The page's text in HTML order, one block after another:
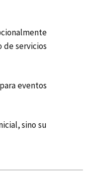
servicios
eventos
sino su